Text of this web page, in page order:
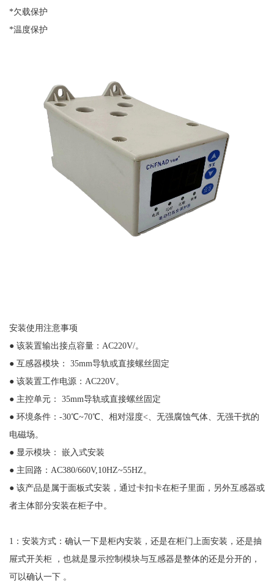
*欠载保护
*温度保护
安装使用注意事项
● 该装置输出接点容量：AC220V/。
● 互感器模块： 35mm导轨或直接螺丝固定
● 该装置工作电源：AC220V。
● 主控单元： 35mm导轨或直接螺丝固定
● 环境条件：-30℃~70℃、相对湿度<、无强腐蚀气体、无强干扰的
电磁场。
● 显示模块： 嵌入式安装
● 主回路：AC380/660V,10HZ~55HZ。
● 该产品是属于面板式安装，通过卡扣卡在柜子里面，另外互感器或
者主体部分安装在柜子中。
1：安装方式：确认一下是柜内安装，还是在柜门上面安装，还是抽
屉式开关柜 ，也就是显示控制模块与互感器是整体的还是分开的，
可以确认一下 。